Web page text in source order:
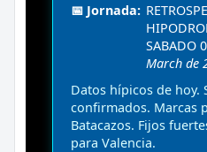
📅 Jornada:
SABADO
March de
Datos hípicos de hoy.
confirmados. Marcas
Batacazos. Fijos
para Valencia.